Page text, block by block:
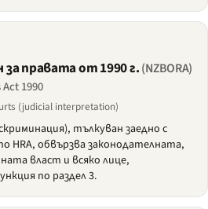
за правата от 1990 г.(NZBORA)
1990
(judicial interpretation)
тълкуван заедно с
HRA, обвързва законодателната,
власт и всяко лице,
по раздел 3.